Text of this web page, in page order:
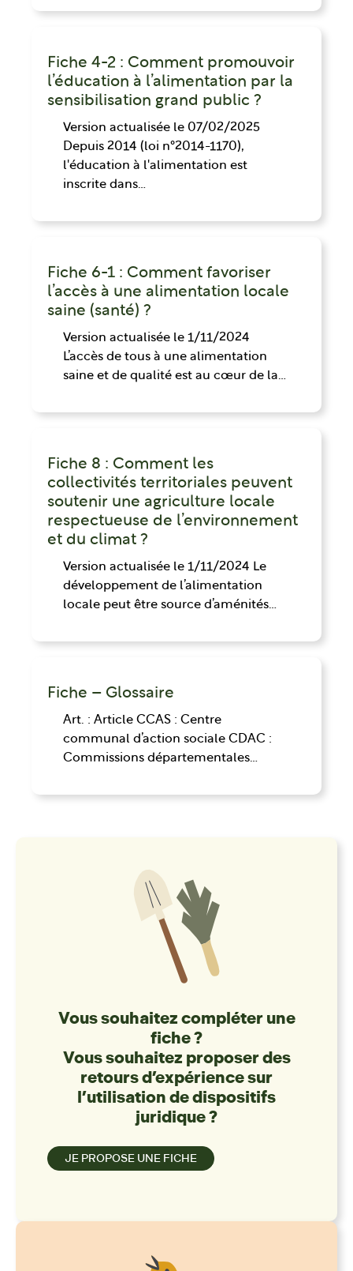
Fiche 4-2 : Comment promouvoir
l’éducation à l’alimentation par la
sensibilisation grand public ?
Version actualisée le 07/02/2025
Depuis 2014 (loi n°2014-1170),
l'éducation à l'alimentation est
inscrite dans…
Fiche 6-1 : Comment favoriser
l’accès à une alimentation locale
saine (santé) ?
Version actualisée le 1/11/2024
L’accès de tous à une alimentation
saine et de qualité est au cœur de la…
Fiche 8 : Comment les
collectivités territoriales peuvent
soutenir une agriculture locale
respectueuse de l’environnement
et du climat ?
Version actualisée le 1/11/2024 Le
développement de l’alimentation
locale peut être source d’aménités…
Fiche – Glossaire
Art. : Article CCAS : Centre
communal d’action sociale CDAC :
Commissions départementales…
Vous souhaitez compléter une
fiche ?
Vous souhaitez proposer des
retours d’expérience sur
l’utilisation de dispositifs
juridique ?
JE PROPOSE UNE FICHE